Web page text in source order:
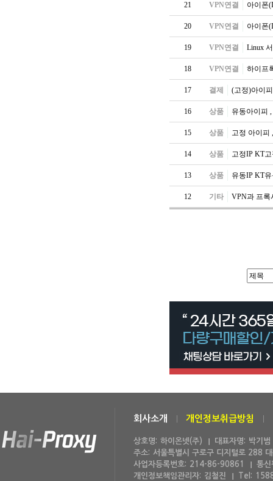
21 VPN연결 아이폰
20 VPN연결 아이폰
19 VPN연결 Linux
18 VPN연결 하이프
17 결제 (고정)아이
16 상품 유동아이피
15 상품 고정 아이피
14 상품 고정IP KT
13 상품 유동IP KT
12 기타 VPN과 프
회사소개 개인정보취급방침
상호명: 하이온넷(주) 대표자명: 박기범
주소: 서울특별시 구로구 디지털로 288
사업자등록번호: 214-86-90861
통신
개인정보책임관리자: 김철진 Tel: